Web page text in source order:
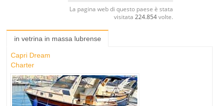
La pagina web di questo paese è stata
visitata 224.854volte.
in vetrina in massa lubrense
Capri Dream
Charter